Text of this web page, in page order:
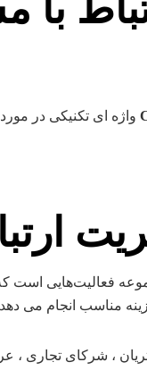
واژه ای تکنیکی در
فعالیت‌هایی است
مناسب انجام می